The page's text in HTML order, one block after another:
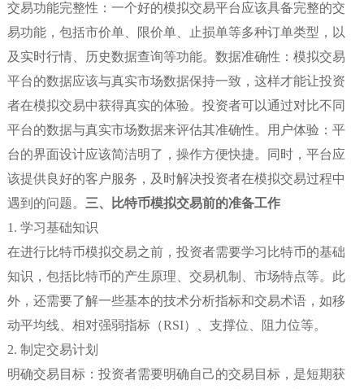
交易功能完整性：一个好的模拟交易平台应该具备完整的交
易功能，包括市价单、限价单、止损单等多种订单类型，以
及实时行情、历史数据查询等功能。数据准确性：模拟交易
平台的数据应该与真实市场数据保持一致，这样才能让投资
者在模拟交易中获得真实的体验。投资者可以通过对比不同
平台的数据与真实市场数据来评估其准确性。用户体验：平
台的界面设计应该简洁明了，操作方便快捷。同时，平台应
该提供良好的客户服务，及时解决投资者在模拟交易过程中
遇到的问题。 三、比特币模拟交易前的准备工作
1. 学习基础知识
在进行比特币模拟交易之前，投资者需要学习比特币的基础
知识，包括比特币的产生原理、交易机制、市场特点等。此
外，还需要了解一些基本的技术分析指标和交易术语，如移
动平均线、相对强弱指标（RSI）、支撑位、阻力位等。
2. 制定交易计划
明确交易目标：投资者需要明确自己的交易目标，是短期获